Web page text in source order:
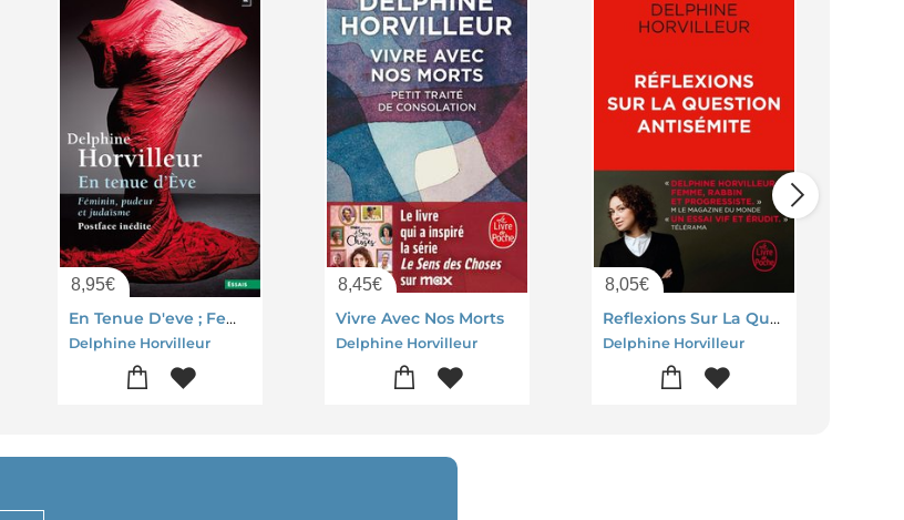
8,95€
En Tenue D'eve ; Feminin, Pudeur Et Judaisme
Delphine Horvilleur
8,45€
Vivre Avec Nos Morts
Delphine Horvilleur
8,05€
Reflexions Sur La Question Antisemite
Delphine Horvilleur